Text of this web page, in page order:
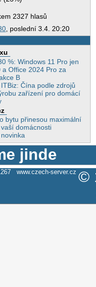
2327 hlasů
, poslední 3.4. 20:20
%: Windows 11 Pro jen
a Office 2024 Pro za
B
Čína podle zdrojů
zařízení pro domácí
bytu přinesou maximální
domácnosti
jinde
www.czech-server.cz ©